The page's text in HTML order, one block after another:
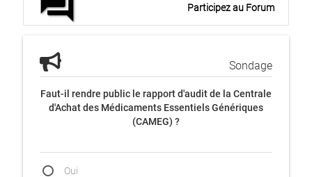
Participez au Forum
Sondage
Faut-il rendre public le rapport d'audit de la Centrale
d'Achat des Médicaments Essentiels Génériques
(CAMEG) ?
Oui